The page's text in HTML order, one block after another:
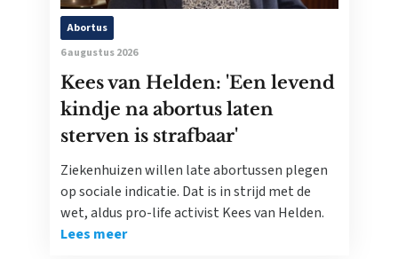
Abortus
6 augustus 2026
Kees van Helden: 'Een levend
kindje na abortus laten
sterven is strafbaar'
Ziekenhuizen willen late abortussen plegen
op sociale indicatie. Dat is in strijd met de
wet, aldus pro-life activist Kees van Helden.
Lees meer